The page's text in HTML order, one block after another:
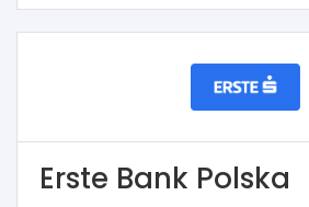
Erste Bank Polska